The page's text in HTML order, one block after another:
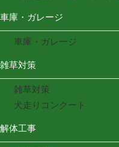
車庫・ガレージ
車庫・ガレージ
雑草対策
雑草対策
犬走りコンクート
解体工事